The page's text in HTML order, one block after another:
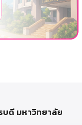
บดี มหาวิทยาลัย